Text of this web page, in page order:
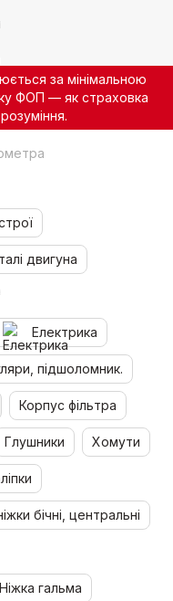
за мінімальною
ФОП — як страховка
двигуна
Електрика
підшоломник.
Корпус фільтра
Глушники Хомути
бічні, центральні
Ніжка гальма